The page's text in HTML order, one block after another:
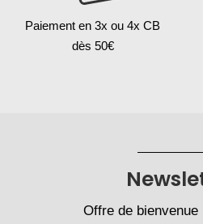
Paiement en 3x ou 4x CB
dès 50€
Offre de bienvenue